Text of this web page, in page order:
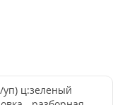
уп) ц:зеленый